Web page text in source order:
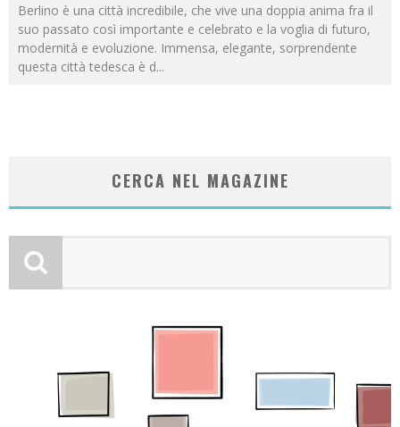
Berlino è una città incredibile, che vive una doppia anima fra il
suo passato così importante e celebrato e la voglia di futuro,
modernità e evoluzione. Immensa, elegante, sorprendente
questa città tedesca è d...
CERCA NEL MAGAZINE